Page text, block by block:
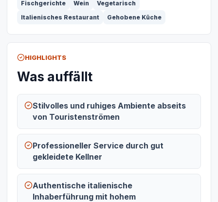
Fischgerichte
Wein
Vegetarisch
Italienisches Restaurant
Gehobene Küche
HIGHLIGHTS
Was auffällt
Stilvolles und ruhiges Ambiente abseits
von Touristenströmen
Professioneller Service durch gut
gekleidete Kellner
Authentische italienische
Inhaberführung mit hohem